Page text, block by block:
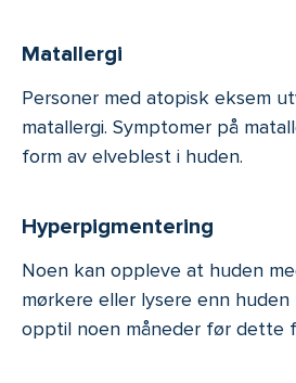
Matallergi
Personer med atopisk eksem
matallergi. Symptomer på
form av elveblest i huden.
Hyperpigmentering
Noen kan oppleve at huden
mørkere eller lysere enn
opptil noen måneder før dette